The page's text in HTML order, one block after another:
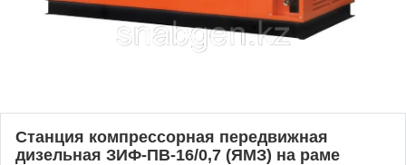
Станция компрессорная передвижная
дизельная ЗИФ-ПВ-16/0,7 (ЯМЗ) на раме